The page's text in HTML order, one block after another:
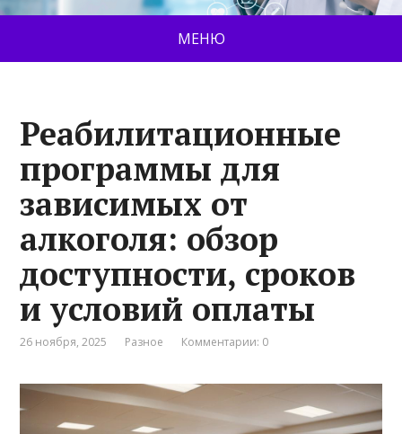
МЕНЮ
Реабилитационные
программы для
зависимых от
алкоголя: обзор
доступности, сроков
и условий оплаты
26 ноября, 2025 Разное Комментарии: 0